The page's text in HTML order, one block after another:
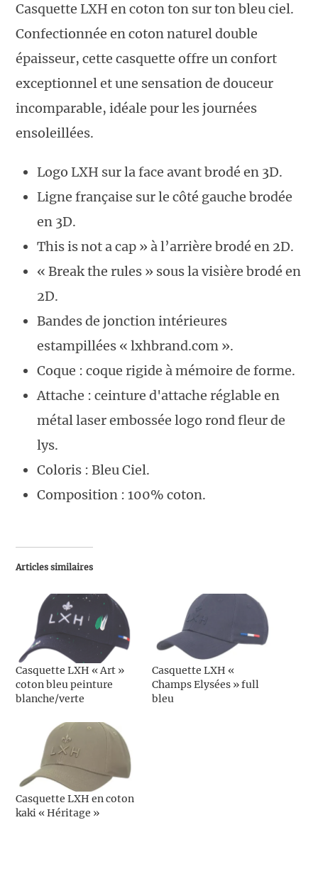
Casquette LXH en coton ton sur ton bleu ciel.
Confectionnée en coton naturel double
épaisseur, cette casquette offre un confort
exceptionnel et une sensation de douceur
incomparable, idéale pour les journées
ensoleillées.
Logo LXH sur la face avant brodé en 3D.
Ligne française sur le côté gauche brodée
en 3D.
This is not a cap » à l’arrière brodé en 2D.
« Break the rules » sous la visière brodé en
2D.
Bandes de jonction intérieures
estampillées « lxhbrand.com ».
Coque : coque rigide à mémoire de forme.
Attache : ceinture d'attache réglable en
métal laser embossée logo rond fleur de
lys.
Coloris : Bleu Ciel.
Composition : 100% coton.
Articles similaires
Casquette LXH « Art »
coton bleu peinture
blanche/verte
Casquette LXH «
Champs Elysées » full
bleu
Casquette LXH en coton
kaki « Héritage »